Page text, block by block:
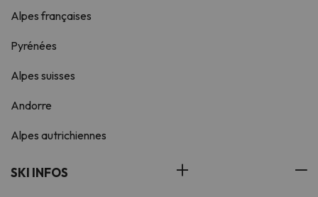
Alpes françaises
Pyrénées
Alpes suisses
Andorre
Alpes autrichiennes
SKI INFOS